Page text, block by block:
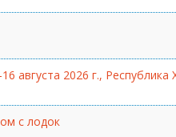
августа 2026 г.,
с лодок